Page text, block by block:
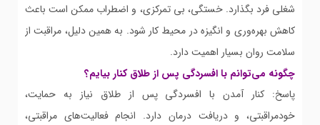
شغلی فرد بگذارد. خستگی، بی تمرکزی، و اضطراب ممکن است باعث
کاهش بهره‌وری و انگیزه در محیط کار شود. به همین دلیل، مراقبت از
سلامت روان بسیار اهمیت دارد.
چگونه می‌توانم با افسردگی پس از طلاق کنار بیایم؟
پاسخ: کنار آمدن با افسردگی پس از طلاق نیاز به حمایت،
خودمراقبتی، و دریافت درمان دارد. انجام فعالیت‌های مراقبتی،